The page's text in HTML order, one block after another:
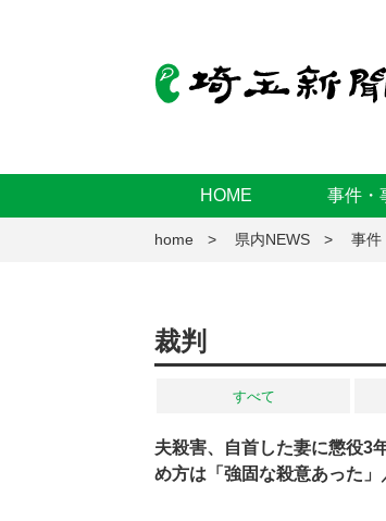
HOME 事件・
home 県内NEWS 事件
裁判
すべて
夫殺害、自首した妻に懲役
め方は「強固な殺意あった」